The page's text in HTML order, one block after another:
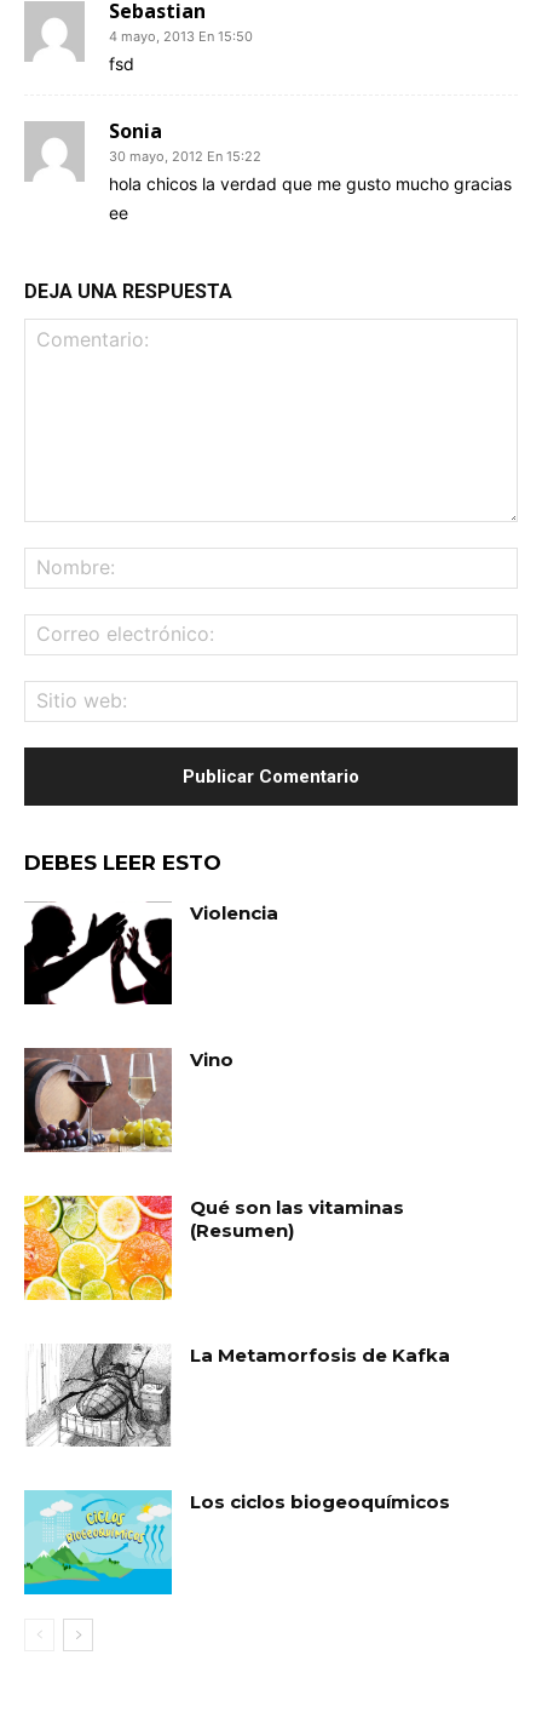
Sebastian
4 mayo, 2013 En 15:50
fsd
Sonia
30 mayo, 2012 En 15:22
hola chicos la verdad que me gusto mucho gracias
ee
DEJA UNA RESPUESTA
DEBES LEER ESTO
Violencia
Vino
Qué son las vitaminas
(Resumen)
La Metamorfosis de Kafka
Los ciclos biogeoquímicos